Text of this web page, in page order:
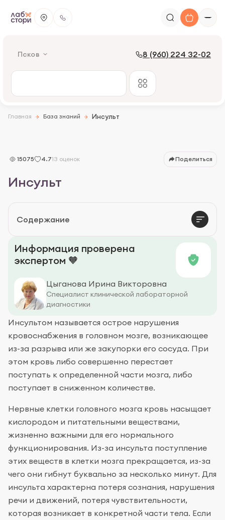
Псков 8 (960) 224 32-02
Главная База знаний Инсульт
15075 4.713 оценок Поделиться
Инсульт
Содержание
Симптомы
Диагностика
Профилактика
Информация проверена
экспертом 🧡
Цыганова Ирина Викторовна
Специалист клинической лабораторной
диагностики
Инсультом называется острое нарушения
кровоснабжения в головном мозге, возникающее
из-за разрыва или же закупорки его сосуда. При
этом кровь либо совершенно перестает
поступать к определенной части мозга, либо
поступает в сниженном количестве.
Нервные клетки головного мозга кровь насыщает
кислородом и питательными веществами,
жизненно важными для его нормального
функционирования. Из-за инсульта поступление
этих веществ в клетки мозга прекращается, из-за
чего они гибнут буквально за несколько минут. Для
инсульта характерна потеря сознания, нарушения
речи и движений, потеря чувствительности,
которая возникает в конкретной части тела. Если